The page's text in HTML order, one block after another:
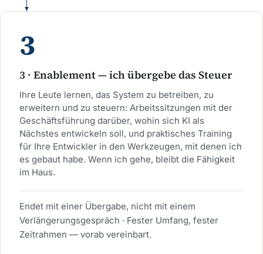
3 · Enablement — ich übergebe das Steuer
Ihre Leute lernen, das System zu betreiben, zu
erweitern und zu steuern: Arbeitssitzungen mit der
Geschäftsführung darüber, wohin sich KI als
Nächstes entwickeln soll, und praktisches Training
für Ihre Entwickler in den Werkzeugen, mit denen ich
es gebaut habe. Wenn ich gehe, bleibt die Fähigkeit
im Haus.
Endet mit einer Übergabe, nicht mit einem
Verlängerungsgespräch · Fester Umfang, fester
Zeitrahmen — vorab vereinbart.